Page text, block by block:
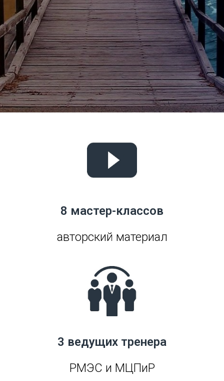
8 мастер-классов
авторский материал
3 ведущих тренера
РМЭС и МЦПиР